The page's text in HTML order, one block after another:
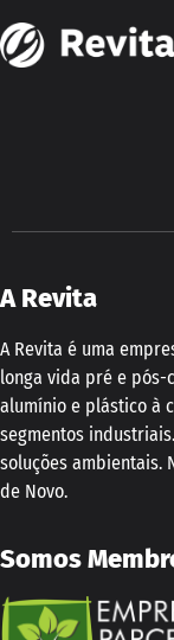
A Revita
A Revita é uma
longa vida pré e pós-
alumínio e plástico à
segmentos
soluções ambientais.
de Novo.
Somos